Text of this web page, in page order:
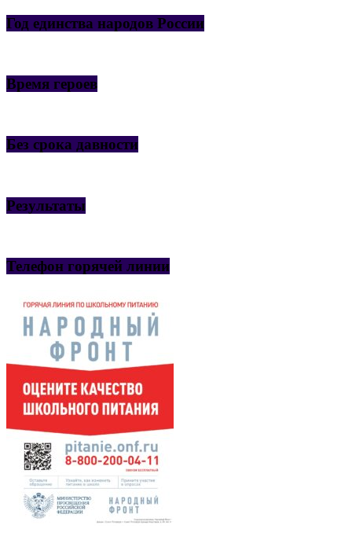
Год единства народов России
Время героев
Без срока давности
Результаты
Телефон горячей линии